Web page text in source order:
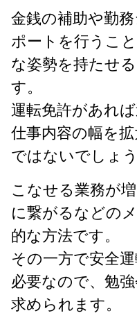
金銭の補助や勤
ポートを行うこ
な姿勢を持たせ
す。
運転免許があれ
仕事内容の幅を
ではないでしょう
こなせる業務が
に繋がるなどの
的な方法です。
その一方で安全
必要なので、勉
求められます。